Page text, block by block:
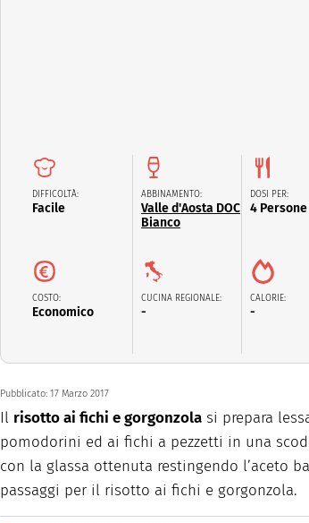
DIFFICOLTÀ:
Facile
ABBINAMENTO:
Valle d'Aosta DOC
Bianco
COSTO:
Economico
CUCINA REGIONALE:
-
DOSI PER:
4 Persone
CALORIE:
-
Pubblicato: 17 Marzo 2017
Il risotto ai fichi e gorgonzola si prepara
pomodorini ed ai fichi a pezzetti in una
con la glassa ottenuta restingendo l’aceto
passaggi per il risotto ai fichi e gorgonzola.